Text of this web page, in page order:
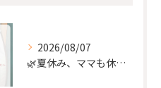
2026/08/07
🌿夏休み、ママも休もう🌿